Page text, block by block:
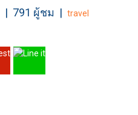
| 791 ผู้ชม | travel